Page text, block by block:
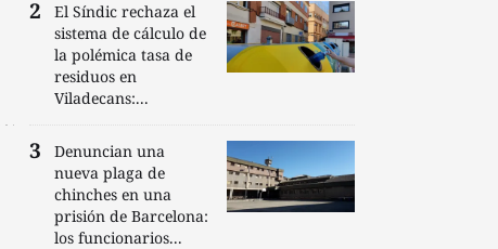
El Síndic rechaza el
sistema de cálculo de
la polémica tasa de
residuos en
Viladecans:...
Denuncian una
nueva plaga de
chinches en una
prisión de Barcelona:
los funcionarios...